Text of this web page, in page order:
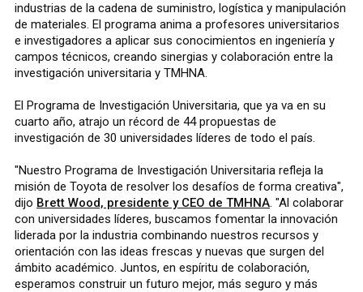
industrias de la cadena de suministro, logística y manipulación
de materiales. El programa anima a profesores universitarios
e investigadores a aplicar sus conocimientos en ingeniería y
campos técnicos, creando sinergias y colaboración entre la
investigación universitaria y TMHNA.
El Programa de Investigación Universitaria, que ya va en su
cuarto año, atrajo un récord de 44 propuestas de
investigación de 30 universidades líderes de todo el país.
"Nuestro Programa de Investigación Universitaria refleja la
misión de Toyota de resolver los desafíos de forma creativa",
dijo Brett Wood, presidente y CEO de TMHNA. "Al colaborar
con universidades líderes, buscamos fomentar la innovación
liderada por la industria combinando nuestros recursos y
orientación con las ideas frescas y nuevas que surgen del
ámbito académico. Juntos, en espíritu de colaboración,
esperamos construir un futuro mejor, más seguro y más